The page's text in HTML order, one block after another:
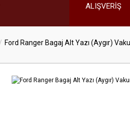
ALIŞVERİŞ
Ford Ranger Bagaj Alt Yazı (Aygır)